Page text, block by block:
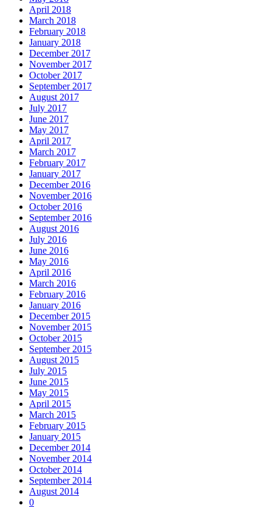
April 2018
March 2018
February 2018
January 2018
December 2017
November 2017
October 2017
September 2017
August 2017
July 2017
June 2017
May 2017
April 2017
March 2017
February 2017
January 2017
December 2016
November 2016
October 2016
September 2016
August 2016
July 2016
June 2016
May 2016
April 2016
March 2016
February 2016
January 2016
December 2015
November 2015
October 2015
September 2015
August 2015
July 2015
June 2015
May 2015
April 2015
March 2015
February 2015
January 2015
December 2014
November 2014
October 2014
September 2014
August 2014
0